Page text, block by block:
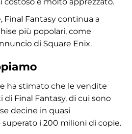
Final Fantasy continua a
più popolari, come
di Square Enix.
ha stimato che le vendite
Final Fantasy, di cui sono
decine in quasi
i 200 milioni di copie.